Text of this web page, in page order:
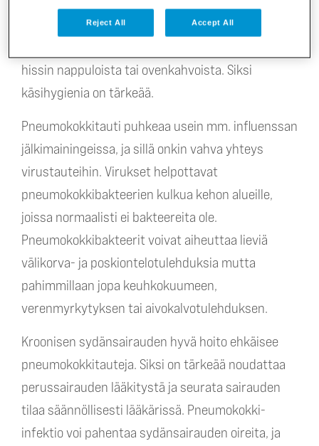
Bakteeri leviää pisaratartuntana yskiessä ja
hissin nappuloista tai ovenkahvoista. Siksi
käsihygienia on tärkeää.
Pneumokokkitauti puhkeaa usein mm. influenssan
jälkimainingeissa, ja sillä onkin vahva yhteys
virustauteihin. Virukset helpottavat
pneumokokkibakteerien kulkua kehon alueille,
joissa normaalisti ei bakteereita ole.
Pneumokokkibakteerit voivat aiheuttaa lieviä
välikorva- ja poskiontelotulehduksia mutta
pahimmillaan jopa keuhkokuumeen,
verenmyrkytyksen tai aivokalvotulehduksen.
Kroonisen sydänsairauden hyvä hoito ehkäisee
pneumokokkitauteja. Siksi on tärkeää noudattaa
perussairauden lääkitystä ja seurata sairauden
tilaa säännöllisesti lääkärissä. Pneumokokki-
infektio voi pahentaa sydänsairauden oireita, ja
Reject All Accept All